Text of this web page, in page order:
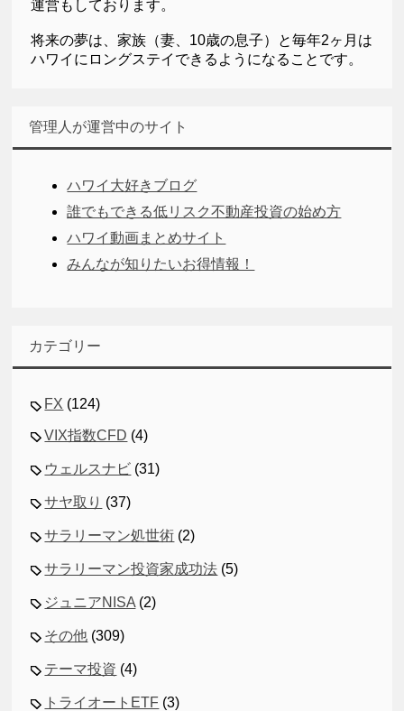
運営もしております。
将来の夢は、家族（妻、10歳の息子）と毎年2ヶ月は
ハワイにロングステイできるようになることです。
管理人が運営中のサイト
ハワイ大好きブログ
誰でもできる低リスク不動産投資の始め方
ハワイ動画まとめサイト
みんなが知りたいお得情報！
カテゴリー
FX (124)
VIX指数CFD (4)
ウェルスナビ (31)
サヤ取り (37)
サラリーマン処世術 (2)
サラリーマン投資家成功法 (5)
ジュニアNISA (2)
その他 (309)
テーマ投資 (4)
トライオートETF (3)